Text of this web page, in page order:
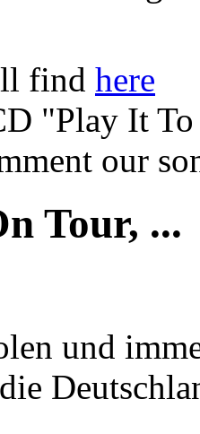
find here
"Play It
our
Tour, ...
und